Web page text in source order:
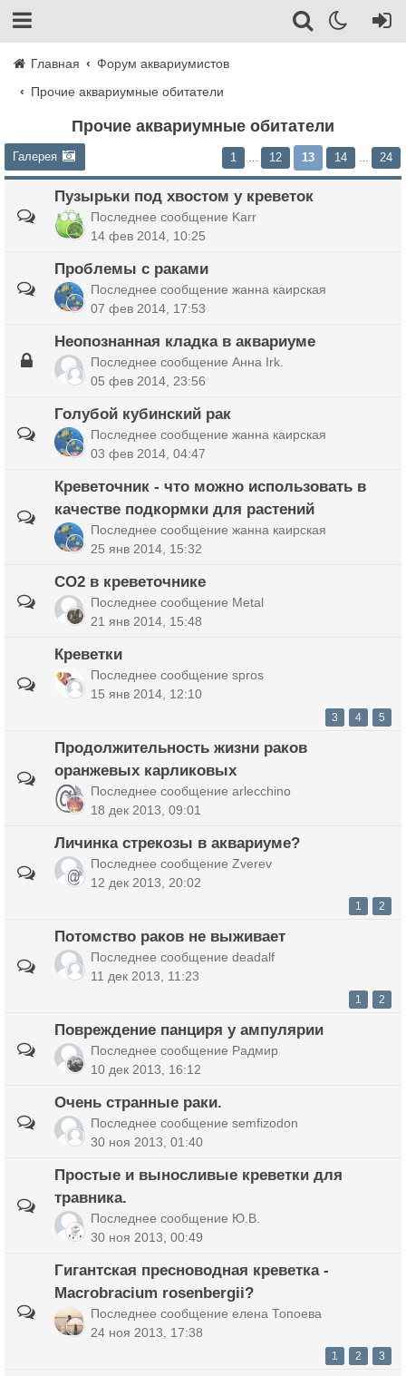
Главная
Форум аквариумистов
Прочие аквариумные обитатели
Прочие аквариумные обитатели
Галерея 1 12 13 14 24
Пузырьки под хвостом у креветок
Последнее сообщение Karr
14 фев 2014, 10:25
Проблемы с раками
Последнее сообщение жанна каирская
07 фев 2014, 17:53
Неопознанная кладка в аквариуме
Последнее сообщение Анна Irk.
05 фев 2014, 23:56
Голубой кубинский рак
Последнее сообщение жанна каирская
03 фев 2014, 04:47
Креветочник - что можно использовать в
качестве подкормки для растений
Последнее сообщение жанна каирская
25 янв 2014, 15:32
СО2 в креветочнике
Последнее сообщение Metal
21 янв 2014, 15:48
Креветки
Последнее сообщение spros
15 янв 2014, 12:10
3 4 5
Продолжительность жизни раков
оранжевых карликовых
Последнее сообщение arlecchino
18 дек 2013, 09:01
Личинка стрекозы в аквариуме?
Последнее сообщение Zverev
12 дек 2013, 20:02
1 2
Потомство раков не выживает
Последнее сообщение deadalf
11 дек 2013, 11:23
1 2
Повреждение панциря у ампулярии
Последнее сообщение Радмир
10 дек 2013, 16:12
Очень странные раки.
Последнее сообщение semfizodon
30 ноя 2013, 01:40
Простые и выносливые креветки для
травника.
Последнее сообщение Ю.В.
30 ноя 2013, 00:49
Гигантская пресноводная креветка -
Macrobracium rosenbergii?
Последнее сообщение елена Топоева
24 ноя 2013, 17:38
1 2 3